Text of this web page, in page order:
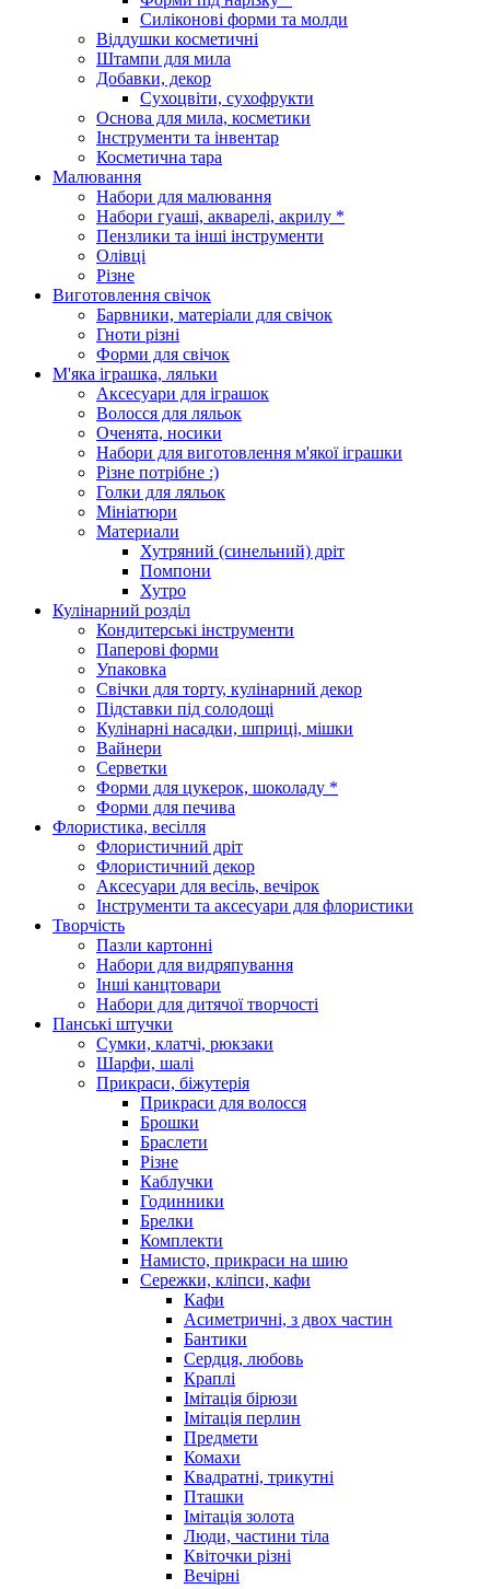
Силіконові форми та молди
Віддушки косметичні
Штампи для мила
Добавки, декор
Сухоцвіти, сухофрукти
Основа для мила, косметики
Інструменти та інвентар
Косметична тара
Малювання
Набори для малювання
Набори гуаші, акварелі, акрилу *
Пензлики та інші інструменти
Олівці
Різне
Виготовлення свічок
Барвники, матеріали для свічок
Гноти різні
Форми для свічок
М'яка іграшка, ляльки
Аксесуари для іграшок
Волосся для ляльок
Оченята, носики
Набори для виготовлення м'якої іграшки
Різне потрібне :)
Голки для ляльок
Мініатюри
Материали
Хутряний (синельний) дріт
Помпони
Хутро
Кулінарний розділ
Кондитерські інструменти
Паперові форми
Упаковка
Свічки для торту, кулінарний декор
Підставки під солодощі
Кулінарні насадки, шприці, мішки
Вайнери
Серветки
Форми для цукерок, шоколаду *
Форми для печива
Флористика, весілля
Флористичний дріт
Флористичний декор
Аксесуари для весіль, вечірок
Інструменти та аксесуари для флористики
Творчість
Пазли картонні
Набори для видряпування
Інші канцтовари
Набори для дитячої творчості
Панські штучки
Сумки, клатчі, рюкзаки
Шарфи, шалі
Прикраси, біжутерія
Прикраси для волосся
Брошки
Браслети
Різне
Каблучки
Годинники
Брелки
Комплекти
Намисто, прикраси на шию
Сережки, кліпси, кафи
Кафи
Асиметричні, з двох частин
Бантики
Сердця, любовь
Краплі
Імітація бірюзи
Імітація перлин
Предмети
Комахи
Квадратні, трикутні
Пташки
Імітація золота
Люди, частини тіла
Квіточки різні
Вечірні